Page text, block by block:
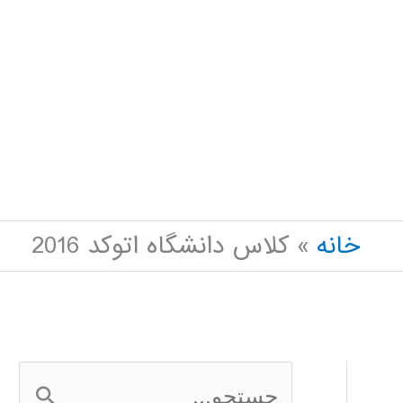
خانه
کلاس دانشگاه اتوکد 2016